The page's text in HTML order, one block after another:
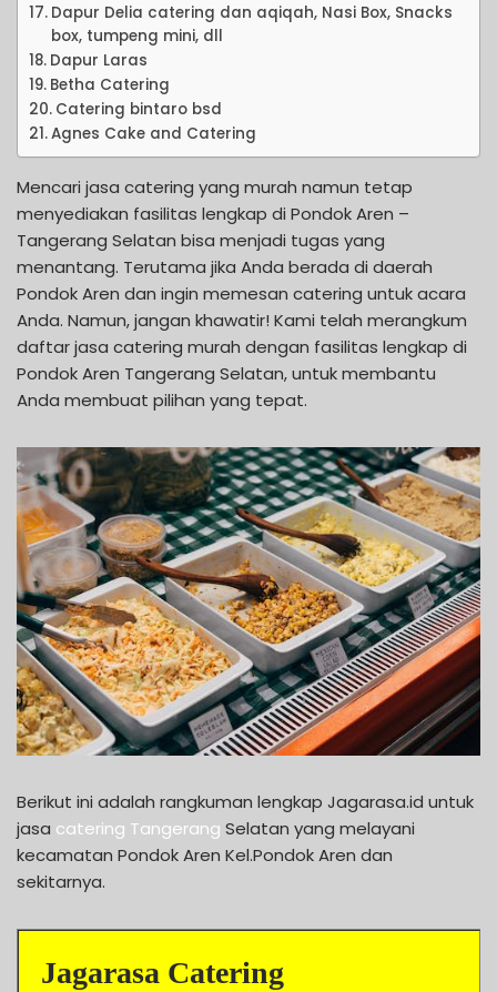
Dapur Delia catering dan aqiqah, Nasi Box, Snacks
box, tumpeng mini, dll
Dapur Laras
Betha Catering
Catering bintaro bsd
Agnes Cake and Catering
Mencari jasa catering yang murah namun tetap
menyediakan fasilitas lengkap di Pondok Aren –
Tangerang Selatan bisa menjadi tugas yang
menantang. Terutama jika Anda berada di daerah
Pondok Aren dan ingin memesan catering untuk acara
Anda. Namun, jangan khawatir! Kami telah merangkum
daftar jasa catering murah dengan fasilitas lengkap di
Pondok Aren Tangerang Selatan, untuk membantu
Anda membuat pilihan yang tepat.
Berikut ini adalah rangkuman lengkap Jagarasa.id untuk
jasa catering Tangerang Selatan yang melayani
kecamatan Pondok Aren Kel.Pondok Aren dan
sekitarnya.
Jagarasa Catering